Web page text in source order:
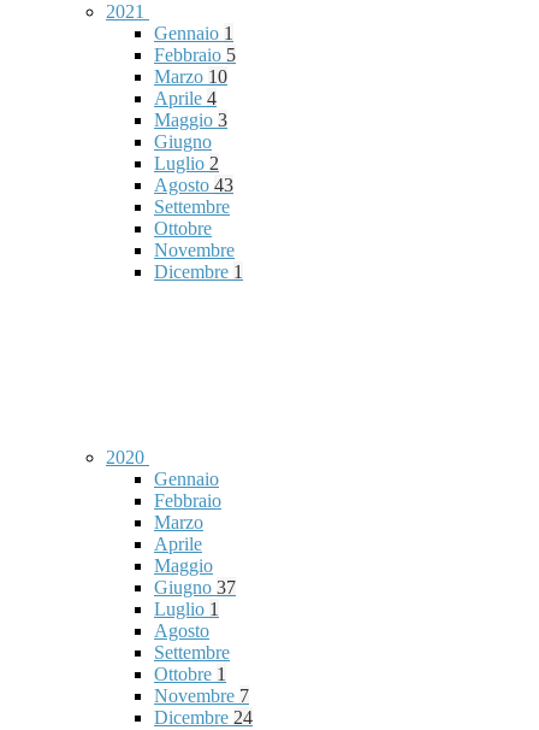
2021
Gennaio 1
Febbraio 5
Marzo 10
Aprile 4
Maggio 3
Giugno
Luglio 2
Agosto 43
Settembre
Ottobre
Novembre
Dicembre 1
2020
Gennaio
Febbraio
Marzo
Aprile
Maggio
Giugno 37
Luglio 1
Agosto
Settembre
Ottobre 1
Novembre 7
Dicembre 24